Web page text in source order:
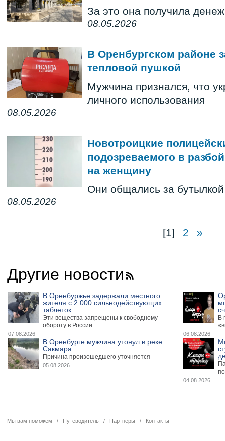
За это она получила
08.05.2026
В Оренбургском районе
тепловой пушкой
Мужчина признался, что
личного использования
08.05.2026
Новотроицкие
подозреваемого в
на женщину
Они общались за бутылкой
08.05.2026
[1] 2 »
Другие новости
В Оренбуржье задержали местного
жителя с 2 000 сильнодействующих
таблеток
Эти вещества запрещены к свободному
обороту в России
07.08.2026
В
06.08.2026
В Оренбурге мужчина утонул в реке
Сакмара
Причина произошедшего уточняется
05.08.2026
04.08.2026
Мы вам поможем / Путеводитель / Партнеры / Контакты